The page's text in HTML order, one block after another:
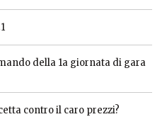
della 1a giornata di gara
contro il caro prezzi?